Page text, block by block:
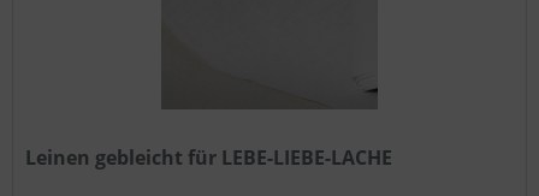
Leinen gebleicht für LEBE-LIEBE-LACHE